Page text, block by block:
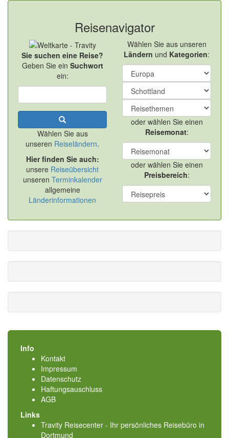
Reisenavigator
Sie suchen eine Reise?
Geben Sie ein Suchwort
ein:
Wählen Sie aus
unseren Reiseländern.
Hier finden Sie auch:
unsere Reiseübersicht
unseren Terminkalender
allgemeine
Länderinformationen
Wählen Sie aus unseren
Ländern und Kategorien:
oder wählen Sie einen
Reisemonat:
oder wählen Sie einen
Preisbereich:
Info
Kontakt
Impressum
Datenschutz
Haftungsauschluss
AGB
Links
Travity Reisecenter - Ihr persönliches Reisebüro in
Dortmund